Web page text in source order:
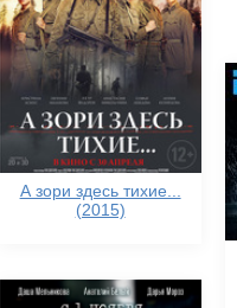
А зори здесь тихие...
(2015)